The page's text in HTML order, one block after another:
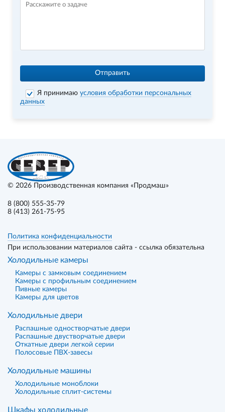
Отправить
Я принимаюусловия обработки персональных
данных
© 2026 Производственная компания «Продмаш»
8 (800) 555-35-79
8 (413) 261-75-95
Политика конфиденциальности
При использовании материалов сайта - ссылка обязательна
Холодильные камеры
Камеры с замковым соединением
Камеры с профильным соединением
Пивные камеры
Камеры для цветов
Холодильные двери
Распашные одностворчатые двери
Распашные двустворчатые двери
Откатные двери легкой серии
Полосовые ПВХ-завесы
Холодильные машины
Холодильные моноблоки
Холодильные сплит-системы
Шкафы холодильные